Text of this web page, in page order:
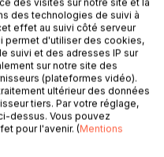
par une forêt
fascinant peuplé de
et s'initier aux
des lieux, il aurait grand
pour retaper son
seulement il ne se
qu'on l'aide à
!
des technologies de suivi à
effet au suivi côté serveur
permet d'utiliser des cookies,
suivi et des adresses IP sur
sur notre site des
(plateformes vidéo).
ultérieur des données
tiers. Par votre réglage,
dessus. Vous pouvez
pour l'avenir. (Mentions